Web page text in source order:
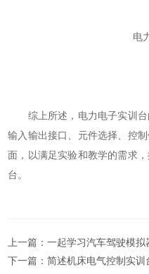
电
综上所述，电力电子实训台
输入输出接口、元件选择、控
面，以满足实验和教学的需求
台。
上一篇：一起学习汽车驾驶模拟
下一篇：简述机床电气控制实训